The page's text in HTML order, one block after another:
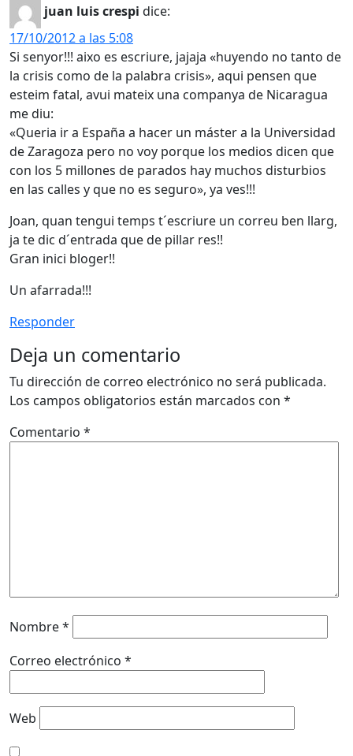
juan luis crespi dice:
17/10/2012 a las 5:08
Si senyor!!! aixo es escriure, jajaja «huyendo no tanto de
la crisis como de la palabra crisis», aqui pensen que
esteim fatal, avui mateix una companya de Nicaragua
me diu:
«Queria ir a España a hacer un máster a la Universidad
de Zaragoza pero no voy porque los medios dicen que
con los 5 millones de parados hay muchos disturbios
en las calles y que no es seguro», ya ves!!!
Joan, quan tengui temps t´escriure un correu ben llarg,
ja te dic d´entrada que de pillar res!!
Gran inici bloger!!
Un afarrada!!!
Responder
Deja un comentario
Tu dirección de correo electrónico no será publicada.
Los campos obligatorios están marcados con *
Comentario *
Nombre*
Correo electrónico *
Web